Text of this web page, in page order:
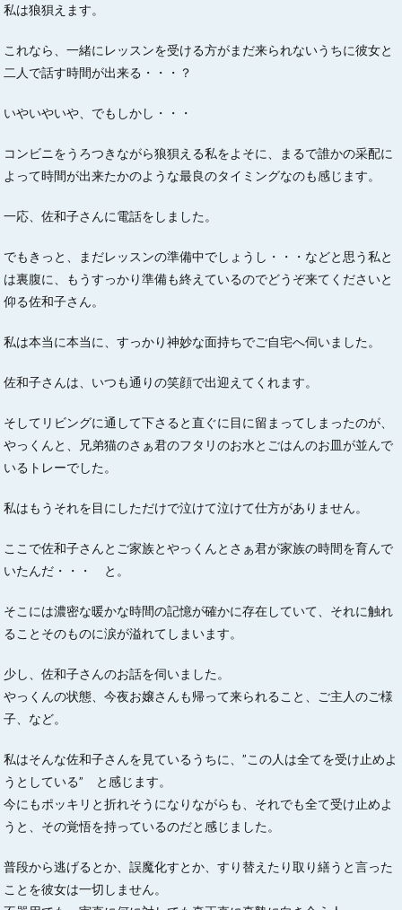
私は狼狽えます。
これなら、一緒にレッスンを受ける方がまだ来られないうちに彼女と
二人で話す時間が出来る・・・？
いやいやいや、でもしかし・・・
コンビニをうろつきながら狼狽える私をよそに、まるで誰かの采配に
よって時間が出来たかのような最良のタイミングなのも感じます。
一応、佐和子さんに電話をしました。
でもきっと、まだレッスンの準備中でしょうし・・・などと思う私と
は裏腹に、もうすっかり準備も終えているのでどうぞ来てくださいと
仰る佐和子さん。
私は本当に本当に、すっかり神妙な面持ちでご自宅へ伺いました。
佐和子さんは、いつも通りの笑顔で出迎えてくれます。
そしてリビングに通して下さると直ぐに目に留まってしまったのが、
やっくんと、兄弟猫のさぁ君のフタリのお水とごはんのお皿が並んで
いるトレーでした。
私はもうそれを目にしただけで泣けて泣けて仕方がありません。
ここで佐和子さんとご家族とやっくんとさぁ君が家族の時間を育んで
いたんだ・・・ と。
そこには濃密な暖かな時間の記憶が確かに存在していて、それに触れ
ることそのものに涙が溢れてしまいます。
少し、佐和子さんのお話を伺いました。
やっくんの状態、今夜お嬢さんも帰って来られること、ご主人のご様
子、など。
私はそんな佐和子さんを見ているうちに、”この人は全てを受け止めよ
うとしている” と感じます。
今にもポッキリと折れそうになりながらも、それでも全て受け止めよ
うと、その覚悟を持っているのだと感じました。
普段から逃げるとか、誤魔化すとか、すり替えたり取り繕うと言った
ことを彼女は一切しません。